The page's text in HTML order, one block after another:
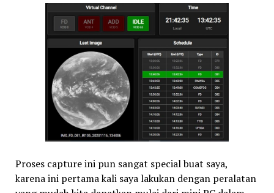
Proses capture ini pun sangat special buat saya,
karena ini pertama kali saya lakukan dengan peralatan